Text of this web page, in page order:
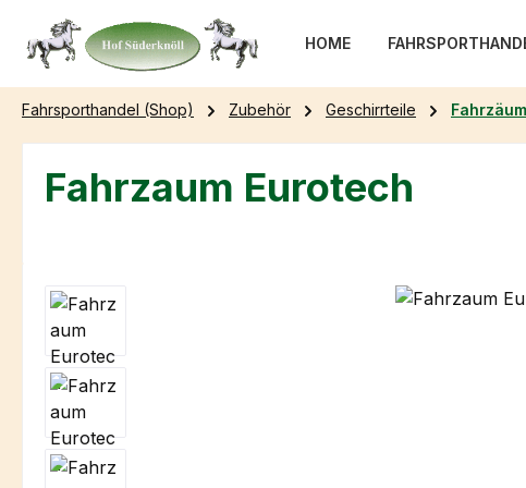
Hauptinhalt springen
Zur Suche springen
Zur Hauptnavigation springen
HOME
Fahrsporthandel (Shop) Zubehör Geschirrteile
Fahrzaum Eurotech
Bildergalerie überspringen